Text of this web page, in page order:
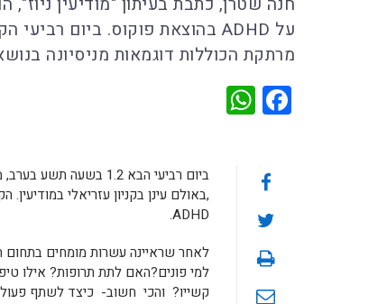
מרתקת הכוללות דוגמאות מניסיונה
Facebook
ביום רביעי הבא 1.2
,באולם עינן בקניון עזריאלי
ADHD.
לאחר שראיינה עשרות מומחים
למי פונים?האם לתת תרופות? אילו
קשייו? והכי חשוב- כיצד לשתף